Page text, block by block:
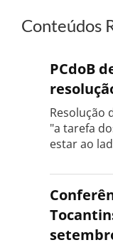
Conteúdos
PCdoB
Resolução
"a tarefa
estar ao